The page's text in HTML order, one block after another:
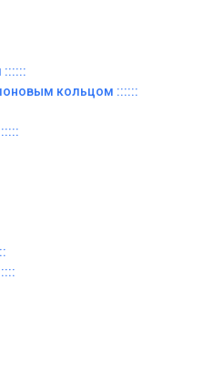
::::::
кольцом ::::::